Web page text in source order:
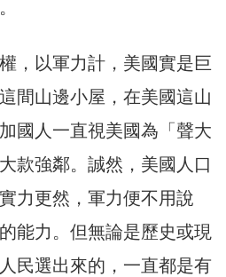
，以軍力計，美國實是巨
間山邊小屋，在美國這山
國人一直視美國為「聲大
款強鄰。誠然，美國人口
力更然，軍力便不用說
能力。但無論是歷史或現
民選出來的，一直都是有